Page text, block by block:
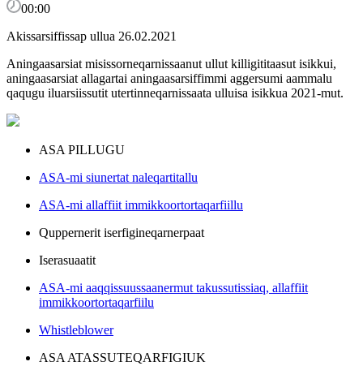
00:00
Akissarsiffissap ullua 26.02.2021
Aningaasarsiat misissorneqarnissaanut ullut killigititaasut isikkui,
aningaasarsiat allagartai aningaasarsiffimmi aggersumi aammalu
qaqugu iluarsiissutit utertinneqarnissaata ulluisa isikkua 2021-mut.
ASA PILLUGU
ASA-mi siunertat naleqartitallu
ASA-mi allaffiit immikkoortortaqarfiillu
Quppernerit iserfigineqarnerpaat
Iserasuaatit
ASA-mi aaqqissuussaanermut takussutissiaq, allaffiit
immikkoortortaqarfiilu
Whistleblower
ASA ATASSUTEQARFIGIUK